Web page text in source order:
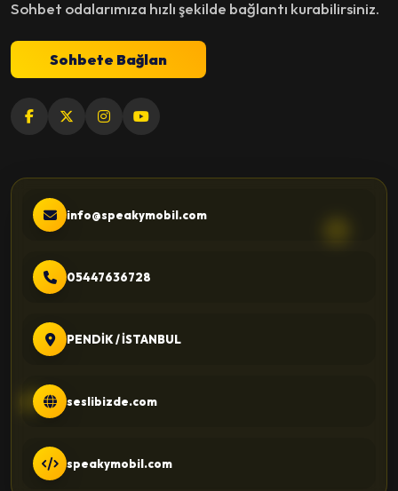
Sohbet odalarımıza hızlı şekilde bağlantı kurabilirsiniz.
Sohbete Bağlan
info@speakymobil.com
05447636728
PENDİK / İSTANBUL
seslibizde.com
speakymobil.com